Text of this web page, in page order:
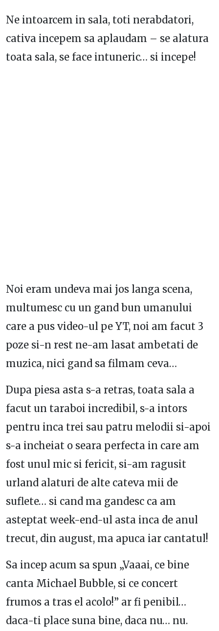
Ne intoarcem in sala, toti nerabdatori,
cativa incepem sa aplaudam – se alatura
toata sala, se face intuneric… si incepe!
Noi eram undeva mai jos langa scena,
multumesc cu un gand bun umanului
care a pus video-ul pe YT, noi am facut 3
poze si-n rest ne-am lasat ambetati de
muzica, nici gand sa filmam ceva…
Dupa piesa asta s-a retras, toata sala a
facut un taraboi incredibil, s-a intors
pentru inca trei sau patru melodii si-apoi
s-a incheiat o seara perfecta in care am
fost unul mic si fericit, si-am ragusit
urland alaturi de alte cateva mii de
suflete… si cand ma gandesc ca am
asteptat week-end-ul asta inca de anul
trecut, din august, ma apuca iar cantatul!
Sa incep acum sa spun „Vaaai, ce bine
canta Michael Bubble, si ce concert
frumos a tras el acolo!” ar fi penibil…
daca-ti place suna bine, daca nu… nu.